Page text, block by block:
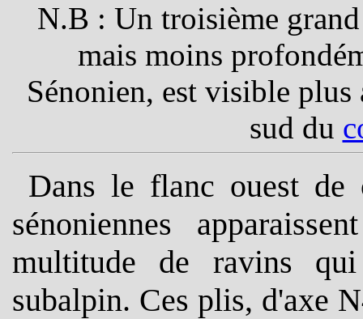
N.B : Un troisième
mais moins
Sénonien, est visible plus
sud du
Dans le flanc ouest de
sénoniennes
multitude de ravins
subalpin. Ces plis, d'axe